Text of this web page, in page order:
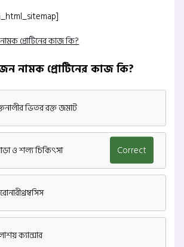
প্রোটিনের কাজ কি?
নামক প্রোটিনের কাজ কি?
ভিতর রক্ত জমাট
ও শল্য চিকিৎসা Correct
ক্যান্সার